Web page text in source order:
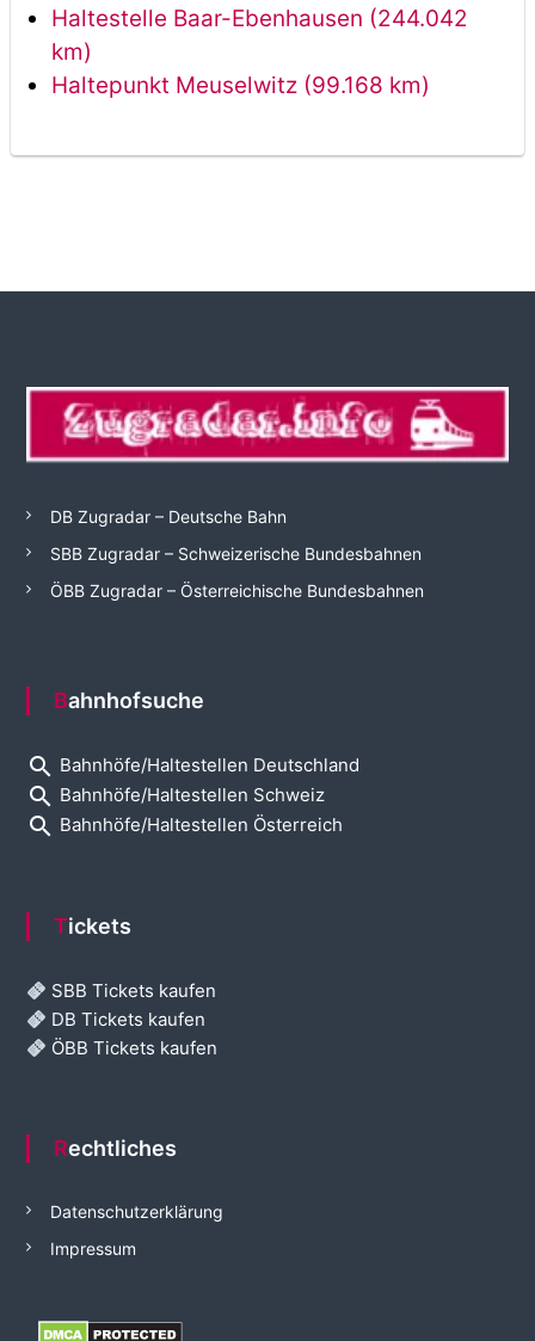
Haltestelle Baar-Ebenhausen (244.042
km)
Haltepunkt Meuselwitz (99.168 km)
DB Zugradar – Deutsche Bahn
SBB Zugradar – Schweizerische Bundesbahnen
ÖBB Zugradar – Österreichische Bundesbahnen
Bahnhofsuche
search Bahnhöfe/Haltestellen Deutschland
search Bahnhöfe/Haltestellen Schweiz
search Bahnhöfe/Haltestellen Österreich
Tickets
SBB Tickets kaufen
DB Tickets kaufen
ÖBB Tickets kaufen
Rechtliches
Datenschutzerklärung
Impressum